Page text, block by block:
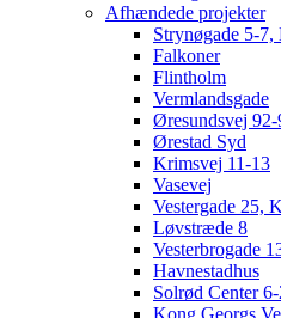
Afhændede projekter
Strynøgade 5-7,
Falkoner
Flintholm
Vermlandsgade
Øresundsvej 92-
Ørestad Syd
Krimsvej 11-13
Vasevej
Vestergade 25,
Løvstræde 8
Vesterbrogade
Havnestadhus
Solrød Center
Kong Georgs